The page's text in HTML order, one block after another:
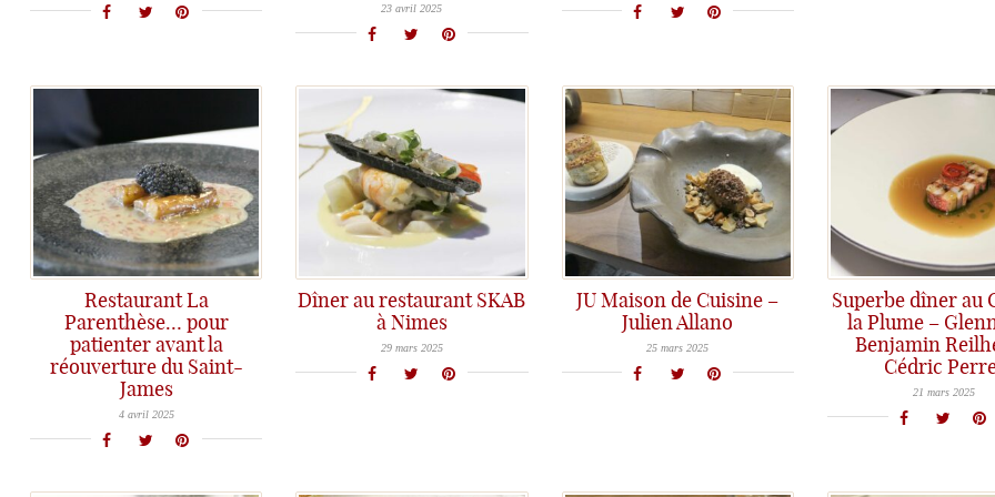
23 avril 2025
Restaurant La
Parenthèse… pour
patienter avant la
réouverture du Saint-
James
En attendant la réouverture attendue du Saint-James à Bouliac, Mathieu Martin et son équipe nous régalent au restaurant éphémère La Parenthèse au Château Leroy-Beauval à quelques kilomètres de Bordeaux...
4 avril 2025
Dîner au restaurant SKAB
à Nimes
Découverte du restaurant Skab à Nîmes, une cuisine sincère et juste avec un Chef discret mais soucieux de toujours bien faire.
29 mars 2025
JU Maison de Cuisine –
Julien Allano
Découverte du restaurant de Julien Allano, une "Maison de Cuisine" à son image, où le Chef met toute son âme, son savoir-faire et sa bienveillance pour le bonheur de ses clients
25 mars 2025
Superbe dîner au
la Plume –
Benjamin
Cédric
Superbe dîner au Clair de la Plume à Grignan : un menu assuré par le duo Benjamin Reilhes et Cédric Perret, et une carte co-signée par Glenn Viel.
21 mars 2025